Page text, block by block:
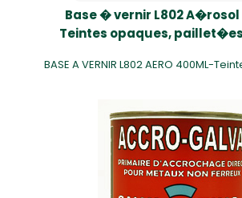
Base � vernir L802
Teintes opaques,
BASE A VERNIR L802 AERO 400ML-